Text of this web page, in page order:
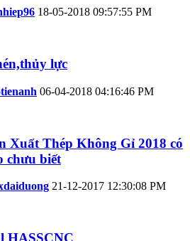
18-05-2018 09:57:55 PM
lực
06-04-2018 04:16:46 PM
Xuất Thép Không Gỉ 2018 có
chưu biết
21-12-2017 12:30:08 PM
HASSCNC